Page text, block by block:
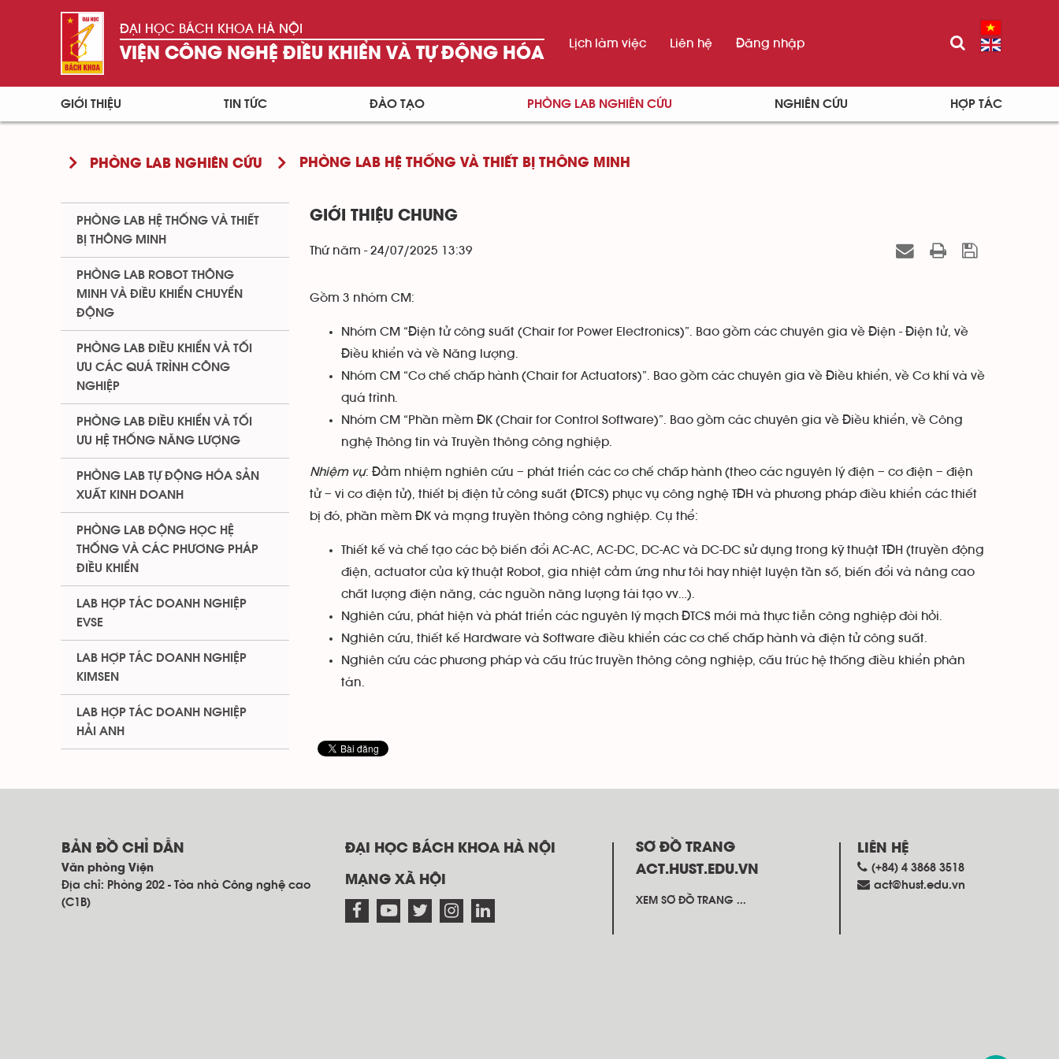
ĐẠI HỌC BÁCH KHOA HÀ NỘI
VIỆN CÔNG NGHỆ ĐIỀU KHIỂN VÀ TỰ ĐỘNG HÓA
Lịch làm việc Liên hệ Đăng nhập
GIỚI THIỆU TIN TỨC ĐÀO TẠO PHÒNG LAB NGHIÊN CỨU NGHIÊN CỨU HỢP TÁC
PHÒNG LAB NGHIÊN CỨU PHÒNG LAB HỆ THỐNG VÀ THIẾT BỊ THÔNG MINH
GIỚI THIỆU CHUNG
Thứ năm - 24/07/2025 13:39
Gồm 3 nhóm CM:
Nhóm CM “Điện tử công suất (Chair for Power Electronics)”. Bao gồm các chuyên gia về Điện - Điện tử, về
Điều khiển và về Năng lượng.
Nhóm CM “Cơ chế chấp hành (Chair for Actuators)”. Bao gồm các chuyên gia về Điều khiển, về Cơ khí và về
quá trình.
Nhóm CM “Phần mềm ĐK (Chair for Control Software)”. Bao gồm các chuyên gia về Điều khiển, về Công
nghệ Thông tin và Truyền thông công nghiệp.
Nhiệm vụ: Đảm nhiệm nghiên cứu – phát triển các cơ chế chấp hành (theo các nguyên lý điện – cơ điện – điện
tử – vi cơ điện tử), thiết bị điện tử công suất (ĐTCS) phục vụ công nghệ TĐH và phương pháp điều khiển các thiết
bị đó, phần mềm ĐK và mạng truyền thông công nghiệp. Cụ thể:
Thiết kế và chế tạo các bộ biến đổi AC-AC, AC-DC, DC-AC và DC-DC sử dụng trong kỹ thuật TĐH (truyền động
điện, actuator của kỹ thuật Robot, gia nhiệt cảm ứng như tôi hay nhiệt luyện tần số, biến đổi và nâng cao
chất lượng điện năng, các nguồn năng lượng tái tạo vv…).
Nghiên cứu, phát hiện và phát triển các nguyên lý mạch ĐTCS mới mà thực tiễn công nghiệp đòi hỏi.
Nghiên cứu, thiết kế Hardware và Software điều khiển các cơ chế chấp hành và điện tử công suất.
Nghiên cứu các phương pháp và cấu trúc truyền thông công nghiệp, cấu trúc hệ thống điều khiển phân
tán.
PHÒNG LAB HỆ THỐNG VÀ THIẾT
BỊ THÔNG MINH
PHÒNG LAB ROBOT THÔNG
MINH VÀ ĐIỀU KHIỂN CHUYỂN
ĐỘNG
PHÒNG LAB ĐIỀU KHIỂN VÀ TỐI
ƯU CÁC QUÁ TRÌNH CÔNG
NGHIỆP
PHÒNG LAB ĐIỀU KHIỂN VÀ TỐI
ƯU HỆ THỐNG NĂNG LƯỢNG
PHÒNG LAB TỰ ĐỘNG HÓA SẢN
XUẤT KINH DOANH
PHÒNG LAB ĐỘNG HỌC HỆ
THỐNG VÀ CÁC PHƯƠNG PHÁP
ĐIỀU KHIỂN
LAB HỢP TÁC DOANH NGHIỆP
EVSE
LAB HỢP TÁC DOANH NGHIỆP
KIMSEN
LAB HỢP TÁC DOANH NGHIỆP
HẢI ANH
BẢN ĐỒ CHỈ DẪN
Văn phòng Viện
Địa chỉ: Phòng 202 - Tòa nhà Công nghệ cao
(C1B)
ĐẠI HỌC BÁCH KHOA HÀ NỘI
MẠNG XÃ HỘI
SƠ ĐỒ TRANG
ACT.HUST.EDU.VN
XEM SƠ ĐỒ TRANG ...
LIÊN HỆ
(+84) 4 3868 3518
act@hust.edu.vn